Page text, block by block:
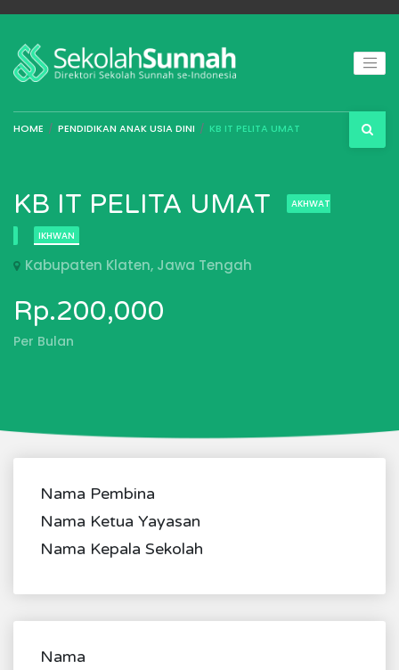
HOME PENDIDIKAN ANAK USIA DINI KB IT PELITA UMAT
KB IT PELITA UMAT AKHWAT
IKHWAN
Kabupaten Klaten, Jawa Tengah
Rp.200,000
Per Bulan
Nama Pembina
Nama Ketua Yayasan
Nama Kepala Sekolah
Nama